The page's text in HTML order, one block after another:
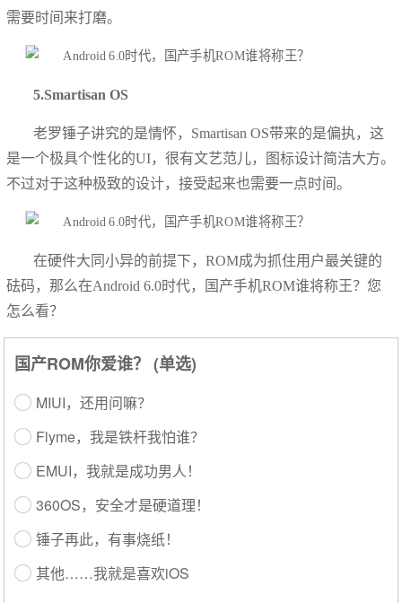
需要时间来打磨。
5.Smartisan OS
老罗锤子讲究的是情怀，Smartisan OS带来的是偏执，这
是一个极具个性化的UI，很有文艺范儿，图标设计简洁大方。
不过对于这种极致的设计，接受起来也需要一点时间。
在硬件大同小异的前提下，ROM成为抓住用户最关键的
砝码，那么在Android 6.0时代，国产手机ROM谁将称王？您
怎么看？
国产ROM你爱谁？ (单选)
MIUI，还用问嘛？
Flyme，我是铁杆我怕谁？
EMUI，我就是成功男人！
360OS，安全才是硬道理！
锤子再此，有事烧纸！
其他……我就是喜欢iOS